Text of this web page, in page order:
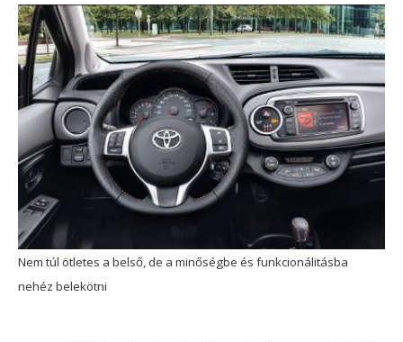
Nem túl ötletes a belső, de a minőségbe és funkcionálitásba
nehéz belekötni